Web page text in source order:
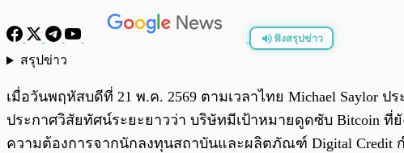
ฟังสรุปข่าว
สรุปข่าว
เมื่อวันพฤหัสบดีที่ 21 พ.ค. 2569 ตามเวลาไทย Michael Saylor
ประกาศวิสัยทัศน์ระยะยาวว่า บริษัทมีเป้าหมายดูดซับ Bitcoin ที่
ความต้องการจากนักลงทุนสถาบันและผลิตภัณฑ์ Digital Credit